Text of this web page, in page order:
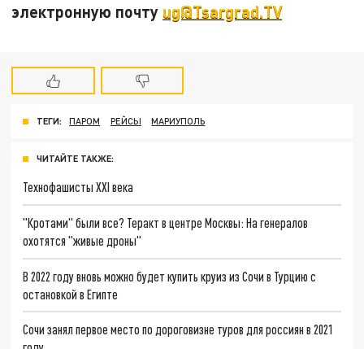
электронную почту ug@Tsargrad.TV
ТЕГИ: ПАРОМ РЕЙСЫ МАРИУПОЛЬ
ЧИТАЙТЕ ТАКЖЕ:
Технофашисты XXI века
"Кротами" были все? Теракт в центре Москвы: На генералов
охотятся "живые дроны"
В 2022 году вновь можно будет купить круиз из Сочи в Турцию с
остановкой в Египте
Сочи занял первое место по дороговизне туров для россиян в 2021